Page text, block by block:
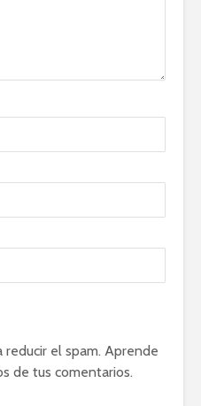
reducir el spam. Aprende
de tus comentarios.